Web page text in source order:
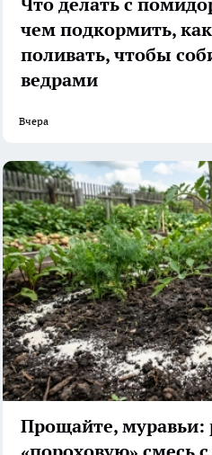
чем подкормить,
поливать, чтобы
ведрами
Вчера
Прощайте, муравьи: